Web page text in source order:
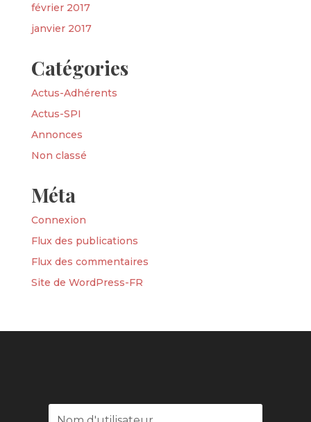
février 2017
janvier 2017
Catégories
Actus-Adhérents
Actus-SPI
Annonces
Non classé
Méta
Connexion
Flux des publications
Flux des commentaires
Site de WordPress-FR